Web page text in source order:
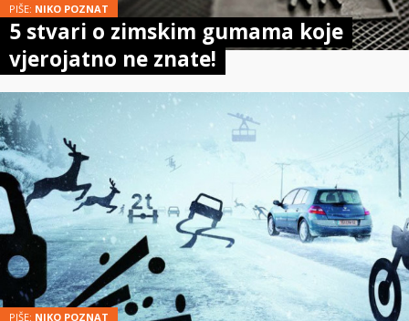
PIŠE: NIKO POZNAT
5 stvari o zimskim gumama koje
vjerojatno ne znate!
PIŠE: NIKO POZNAT